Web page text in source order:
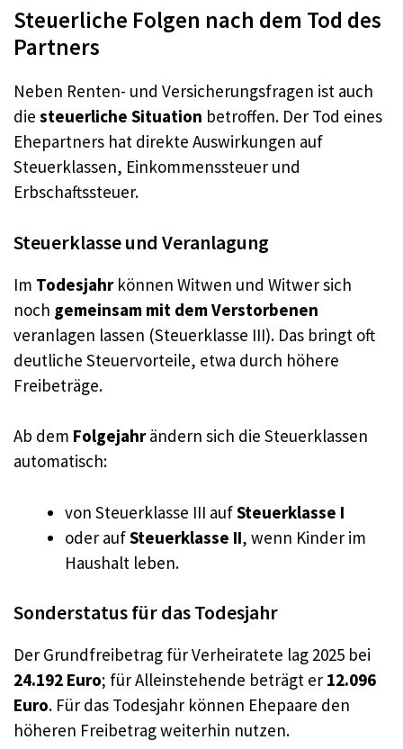
Steuerliche Folgen nach dem Tod des
Partners
Neben Renten- und Versicherungsfragen ist auch
die steuerliche Situation betroffen. Der Tod eines
Ehepartners hat direkte Auswirkungen auf
Steuerklassen, Einkommenssteuer und
Erbschaftssteuer.
Steuerklasse und Veranlagung
Im Todesjahrkönnen Witwen und Witwer sich
noch gemeinsam mit dem Verstorbenen
veranlagen lassen (Steuerklasse III). Das bringt oft
deutliche Steuervorteile, etwa durch höhere
Freibeträge.
Ab dem Folgejahrändern sich die Steuerklassen
automatisch:
von Steuerklasse III aufSteuerklasse I
oder aufSteuerklasse II, wenn Kinder im
Haushalt leben.
Sonderstatus für das Todesjahr
Der Grundfreibetrag für Verheiratete lag 2025 bei
24.192 Euro; für Alleinstehende beträgt er 12.096
Euro. Für das Todesjahr können Ehepaare den
höheren Freibetrag weiterhin nutzen.